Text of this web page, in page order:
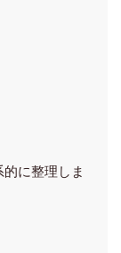
に整理しま